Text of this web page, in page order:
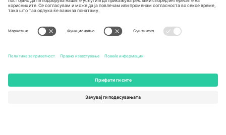
Unter den Linden 24, 10117
Berlin, Germany
167 City Road, London, Greater
Kingdom
Newark, Delaware 19713, United
States
Engelberg, Switzerland